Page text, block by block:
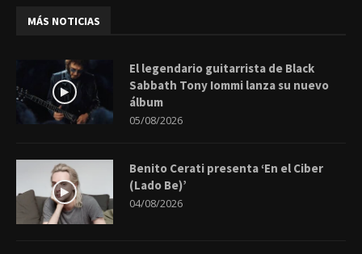
MÁS NOTICIAS
El legendario guitarrista de Black
Sabbath Tony Iommi lanza su nuevo
álbum
05/08/2026
Benito Cerati presenta ‘En el Ciber
(Lado Be)’
04/08/2026